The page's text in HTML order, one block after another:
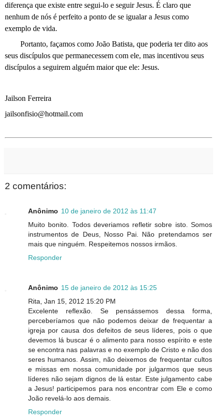
diferença que existe entre segui-lo e seguir Jesus. É claro que
nenhum de nós é perfeito a ponto de se igualar a Jesus como
exemplo de vida.
Portanto, façamos como João Batista, que poderia ter dito aos
seus discípulos que permanecessem com ele, mas incentivou seus
discípulos a seguirem alguém maior que ele: Jesus.
Jailson Ferreira
jailsonfisio@hotmail.com
2 comentários:
Anônimo 10 de janeiro de 2012 às 11:47
Muito bonito. Todos deveriamos refletir sobre isto. Somos
instrumentos de Deus, Nosso Pai. Não pretendamos ser
mais que ninguém. Respeitemos nossos irmãos.
Responder
Anônimo 15 de janeiro de 2012 às 15:25
Rita, Jan 15, 2012 15:20 PM
Excelente reflexão. Se pensássemos dessa forma,
perceberíamos que não podemos deixar de frequentar a
igreja por causa dos defeitos de seus líderes, pois o que
devemos lá buscar é o alimento para nosso espírito e este
se encontra nas palavras e no exemplo de Cristo e não dos
seres humanos. Assim, não deixemos de frequentar cultos
e missas em nossa comunidade por julgarmos que seus
líderes não sejam dignos de lá estar. Este julgamento cabe
a Jesus! participemos para nos encontrar com Ele e como
João revelá-lo aos demais.
Responder